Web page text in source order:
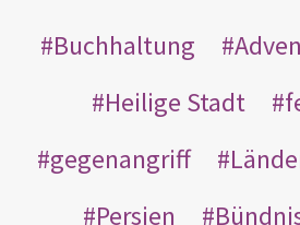
Buchhaltung
Heilige Stadt
gegenangriff
Persien